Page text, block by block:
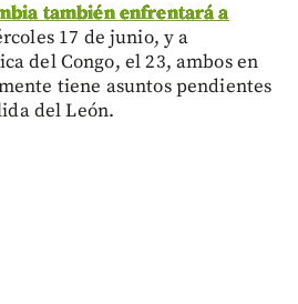
también enfrentará a
17 de junio, y a
del Congo, el 23, ambos en
tiene asuntos pendientes
del León.